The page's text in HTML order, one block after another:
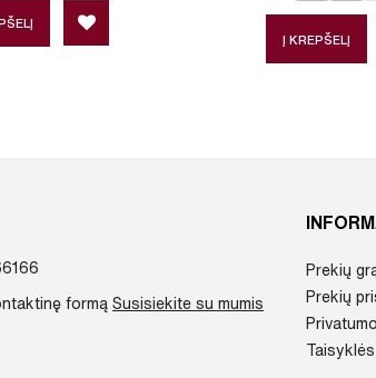
Į KREPŠELĮ
formą Susisiekite su mumis
Prekių
Prekių